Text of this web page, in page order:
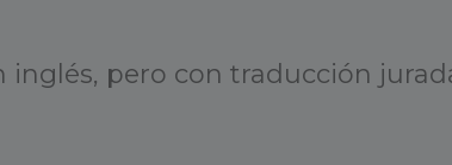
inglés, pero con traducción